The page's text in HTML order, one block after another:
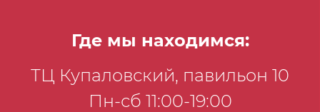
Где мы находимся:
ТЦ Купаловский, павильон 10
Пн-сб 11:00-19:00